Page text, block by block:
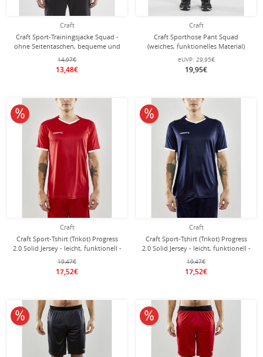
Craft
Craft Sport-Trainingsjacke Squad -
ohne Seitentaschen, bequeme und
funktionell - royalblau Herren
14,97€
13,48€
Craft
Craft Sporthose Pant Squad
(weiches, funktionelles Material)
lang navyblau Herren
eUVP: 29,95€
19,95€
Craft
Craft Sport-Tshirt (Trikot) Progress
2.0 Solid Jersey - leicht, funktionell -
rot Herren
19,47€
17,52€
10% reduziert
Craft
Craft Sport-Tshirt (Trikot) Progress
2.0 Solid Jersey - leicht, funktionell -
navyblau Herren
19,47€
17,52€
10% reduziert
10% reduziert 10% reduziert